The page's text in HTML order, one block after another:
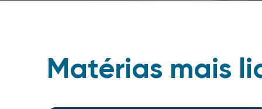
Matérias mais